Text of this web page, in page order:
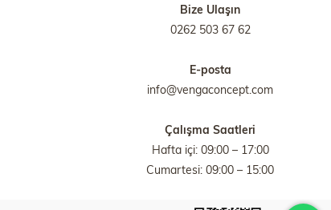
Bize Ulaşın
0262 503 67 62
E-posta
info@vengaconcept.com
Çalışma Saatleri
Hafta içi: 09:00 – 17:00
Cumartesi: 09:00 – 15:00